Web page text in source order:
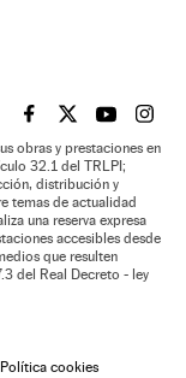
EL PAÍS BRASIL EN
EL PAÍSEL PAÍS
EL
obras y prestaciones en
32.1 del TRLPI;
distribución y
temas de actualidad
una reserva expresa
accesibles desde
que resulten
del Real Decreto - ley
Política cookies